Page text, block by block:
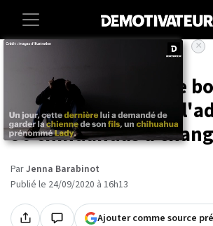
Ancien dépressif, ce
explique comment
50 chihuahuas a
ParJenna Barabinot
Publié le 24/09/2020 à 16h13
Ajouter comme source
×